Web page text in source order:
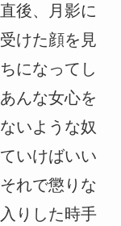
後、月影に
けた顔を見
になってし
んな女心を
いような奴
いけばいい
れで懲りな
りした時手